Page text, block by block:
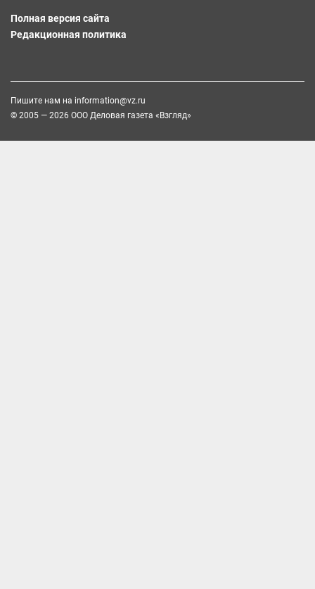
Полная версия сайта
Редакционная политика
Пишите нам на information@vz.ru
© 2005 — 2026 ООО Деловая газета «Взгляд»